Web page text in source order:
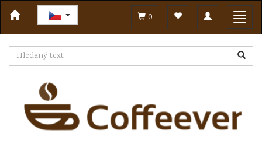
Toggle
navigation
0